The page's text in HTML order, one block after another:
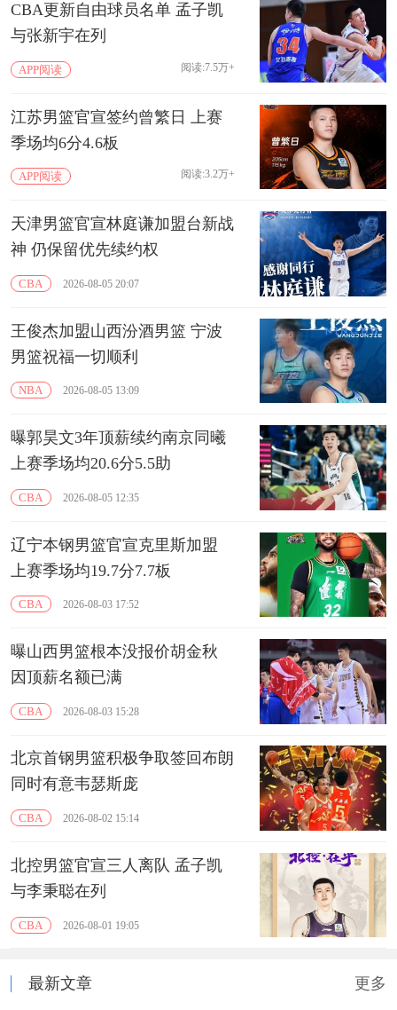
CBA更新自由球员名单 孟子凯
与张新宇在列
APP阅读 阅读:7.5万+
江苏男篮官宣签约曾繁日 上赛
季场均6分4.6板
APP阅读 阅读:3.2万+
天津男篮官宣林庭谦加盟台新战
神 仍保留优先续约权
CBA 2026-08-05 20:07
王俊杰加盟山西汾酒男篮 宁波
男篮祝福一切顺利
NBA 2026-08-05 13:09
曝郭昊文3年顶薪续约南京同曦
上赛季场均20.6分5.5助
CBA 2026-08-05 12:35
辽宁本钢男篮官宣克里斯加盟
上赛季场均19.7分7.7板
CBA 2026-08-03 17:52
曝山西男篮根本没报价胡金秋
因顶薪名额已满
CBA 2026-08-03 15:28
北京首钢男篮积极争取签回布朗
同时有意韦瑟斯庞
CBA 2026-08-02 15:14
北控男篮官宣三人离队 孟子凯
与李秉聪在列
CBA 2026-08-01 19:05
最新文章 更多